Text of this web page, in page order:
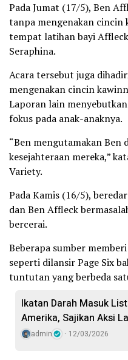
Pada Jumat (17/5), Ben
tanpa mengenakan
tempat latihan bayi
Seraphina.
Acara tersebut juga
mengenakan cincin
Laporan lain
fokus pada anak-anaknya.
“Ben mengutamakan Ben
kesejahteraan mereka,”
Variety.
Pada Kamis (16/5),
dan Ben Affleck
bercerai.
Beberapa sumber
seperti dilansir Page Six
tuntutan yang berbeda
Ikatan Darah Masuk
Amerika, Sajikan Aksi
admin 12/03/2026